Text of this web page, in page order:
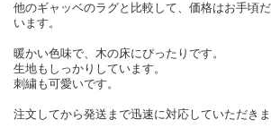
他のギャッベのラグと比較して、価格はお手頃
います。
暖かい色味で、木の床にぴったりです。
生地もしっかりしています。
刺繍も可愛いです。
注文してから発送まで迅速に対応していただきま